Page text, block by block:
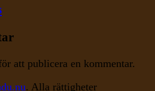
att publicera en kommentar.
. Alla rättigheter